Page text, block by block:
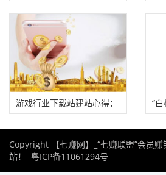
化吗？可以但要谨慎！
站
游戏行业下载站建站心得：
量大
“
Copyright 【七赚网】_“七赚联盟”会员
站！ 粤ICP备11061294号